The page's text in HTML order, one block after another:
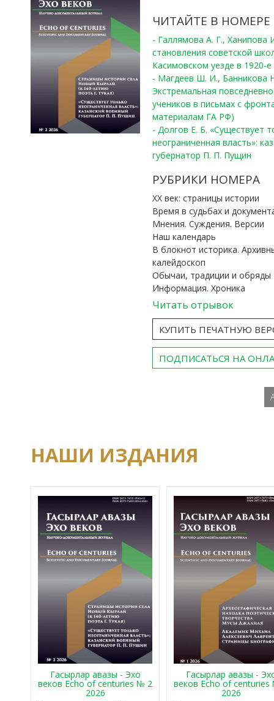
ЧИТАЙТЕ В НОМЕРЕ
- Галлямова А. Г.,
становления советской
Касимовском уезде в 1920-е
- Магдеев Ш. И., Банникова
Экстремальная
учеников в письмах с
материалам ГА РФ)
- Долгов Е. Б. «Существует
неограниченная власть»:
губернатор П. П. Пущин
РУБРИКИ НОМЕРА
ХХ век: страницы истории
Время в судьбах и
Мнения. Суждения. Версии
Наш календарь
В блокнот историка.
калейдоскоп
Обычаи, традиции и обряды
Информация. Хроника
Читать отрывок
КУПИТЬ ПЕЧАТНУЮ
ПОДПИСАТЬСЯ НА
НАШИ ИЗДАНИЯ
Гасырлар авазы - Эхо
веков Echo of centuries № 2
2026
Гасырлар авазы -
веков Echo of
2026